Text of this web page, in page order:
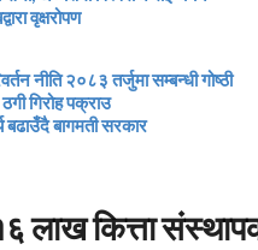
वृक्षरोपण
नीति २०८३ तर्जुमा सम्बन्धी गोष्ठी
गिरोह पक्राउ
बागमती सरकार
लाख कित्ता